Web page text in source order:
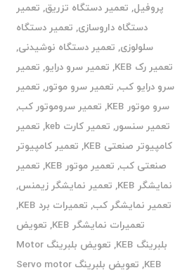
پروفیل, تعمیر دستگاه تزریق, تعمیر
دستگاه داروسازی, تعمیر دستگاه
سلولوزی, تعمیر دستگاه نوشیدنی,
تعمیر رک KEB
, تعمیر سرو درایو, تعمیر
سرو درایو کب, تعمیر سرو موتور, تعمیر
سرو موتور KEB
, تعمیر سروموتور کب,
تعمیر سنسور, تعمیر کارت keb , تعمیر
کامپیوتر صنعتی KEB
, تعمیر کامپیوتر
صنعتی کب, تعمیر موتور KEB , تعمیر
نمایشگر KEB
, تعمیر نمایشگر زیمنس,
تعمیر نمایشگر کب, تعمیرات برد KEB
,
تعمیرات نمایشگر KEB
, تعویض
بلبرینگ KEB
,
تعویض بلبرینگ Motor
KEB
, تعویض بلبرینگ Servo motor